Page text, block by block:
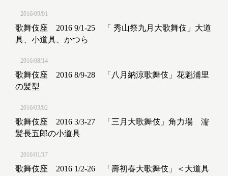
2016/09/01
歌舞伎座 2016 9/1-25 「 秀山祭九月大歌舞伎」大道
具、小道具、かつら
2016/08/14
歌舞伎座 2016 8/9-28 「八月納涼歌舞伎」花魁浦里
の髪型
2016/03/02
歌舞伎座 2016 3/3-27 「三月大歌舞伎」角力場 濡
髪長五郎の小道具
2016/01/17
歌舞伎座 2016 1/2-26 「壽初春大歌舞伎」＜大道具